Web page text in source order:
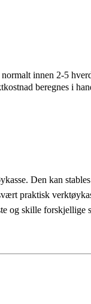
innen 2-5
beregnes i
Den kan stables
praktisk
og skille forskjellige